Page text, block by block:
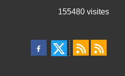
155480 visites